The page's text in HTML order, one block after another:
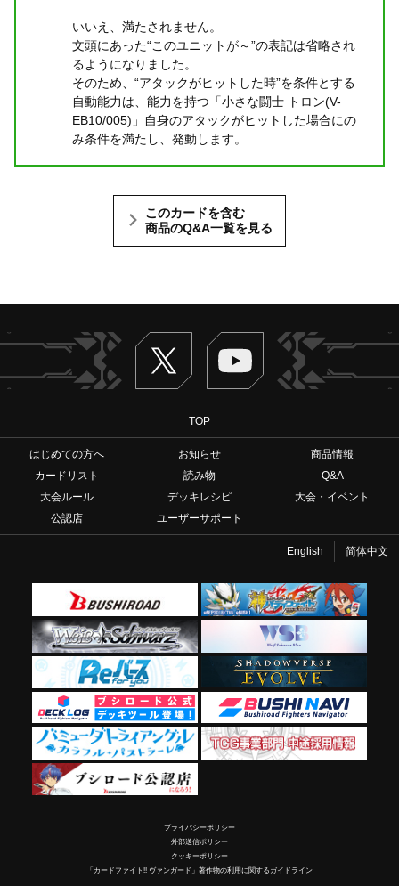
いいえ、満たされません。
文頭にあった“このユニットが～”の表記は省略され
るようになりました。
そのため、“アタックがヒットした時”を条件とする
自動能力は、能力を持つ「小さな闘士 トロン(V-
EB10/005)」自身のアタックがヒットした場合にの
み条件を満たし、発動します。
このカードを含む
商品のQ&A一覧を見る
Twitter ヴァンガードch
TOP
はじめての方へ お知らせ
商品情報
カードリスト
読み物
Q&A
大会ルール
デッキレシピ
大会・イベント
公認店
ユーザーサポート
English 简体中文
プライバシーポリシー
外部送信ポリシー
クッキーポリシー
「カードファイト!! ヴァンガード」著作物の利用に関するガイドライン